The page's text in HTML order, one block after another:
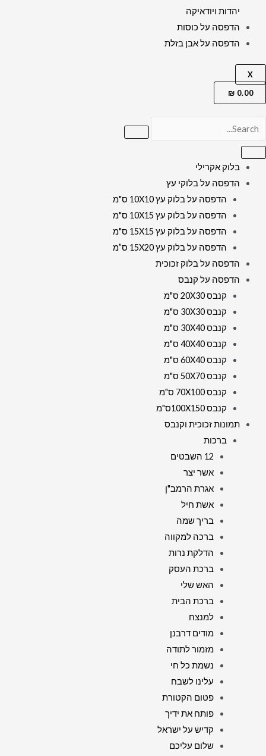
יהדות ויודאיקה
הדפסה על כוסות
הדפסה על אבן בזלת
X
0.00
₪
בלוק אקרילי
הדפסה על בלוקי עץ
הדפסה על בלוק עץ 10X10 ס"מ
הדפסה על בלוק עץ 10X15 ס"מ
הדפסה על בלוק עץ 15X15 ס"מ
הדפסה על בלוק עץ 15X20 ס”מ
הדפסה על בלוק זכוכית
הדפסה על קנבס
קנבס 20X30 ס"מ
קנבס 30X30 ס"מ
קנבס 30X40 ס"מ
קנבס 40X40 ס"מ
קנבס 60X40 ס"מ
קנבס 50X70 ס"מ
קנבס 70X100 ס"מ
קנבס 100X150ס"מ
תמונות זכוכית וקנבס
ברכות
12 השבטים
אשר יצר
אגרת הרמב"ן
אשת חיל
בריך שמה
ברכה למקווה
הדלקת נרות
ברכת העסק
האש שלי
ברכת הבית
למנצח
מודים דרבנן
מזמור לתודה
נשמת כל חי
עלינו לשבח
פטום הקטורת
פותח את ידיך
קדיש על ישראל
שלום עליכם